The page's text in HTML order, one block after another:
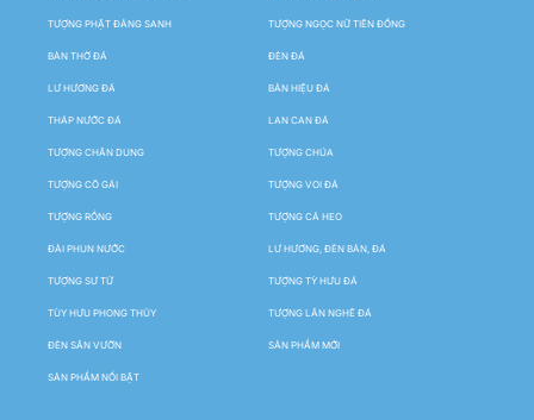
TƯỢNG PHẬT ĐẢNG SANH TƯỢNG NGỌC NỮ TIÊN ĐỒNG
BÀN THỜ ĐÁ ĐÈN ĐÁ
LƯ HƯƠNG ĐÁ BẢN HIỆU ĐÁ
THÁP NƯỚC ĐÁ LAN CAN ĐÁ
TƯỢNG CHÂN DUNG TƯỢNG CHÚA
TƯỢNG CÔ GÁI TƯỢNG VOI ĐÁ
TƯỢNG RỒNG TƯỢNG CÁ HEO
ĐÀI PHUN NƯỚC LƯ HƯƠNG, ĐÈN BÀN, ĐÁ
TƯỢNG SƯ TỬ TƯỢNG TỲ HƯU ĐÁ
TÙY HƯU PHONG THỦY TƯỢNG LÂN NGHÊ ĐÁ
ĐÈN SÂN VƯỜN SẢN PHẨM MỚI
SẢN PHẨM NỔI BẬT